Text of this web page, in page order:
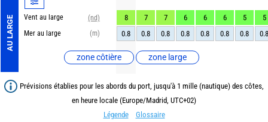
AU LARGE Vent au large
(nd)
Mer au large
(m)
zone côtière zone large
8 7 7 6 6 6 5
5
0.8
0.8 0.8 0.8 0.8 0.8 0.8 0.8
Prévisions établies pour les abords du port, jusqu'à 1 mille (nautique) des côtes,
en heure locale (Europe/Madrid, UTC+02)
Légende
Glossaire